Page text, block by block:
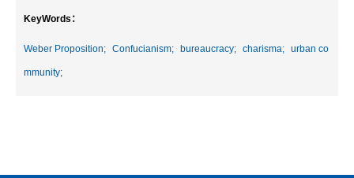
KeyWords：
Weber Proposition; Confucianism; bureaucracy; charisma; urban co
mmunity;